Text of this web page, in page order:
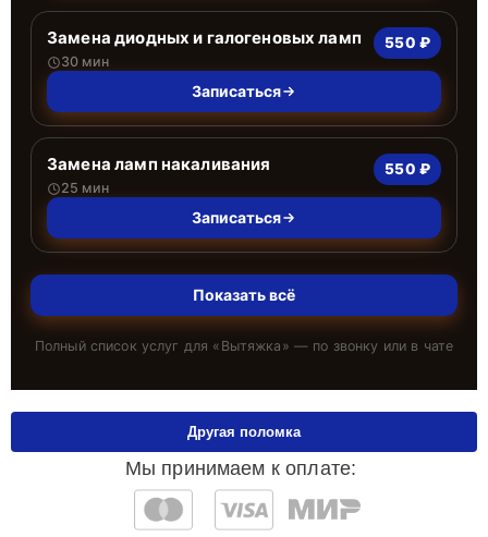
Замена диодных и галогеновых ламп
30 мин
550 ₽
Записаться
Замена ламп накаливания
25 мин
550 ₽
Записаться
Показать всё
Полный список услуг для « Вытяжка » — по звонку или в чате
Мы принимаем к оплате:
Другая поломка